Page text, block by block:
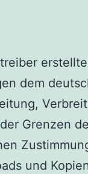
dem
Grenzen
und